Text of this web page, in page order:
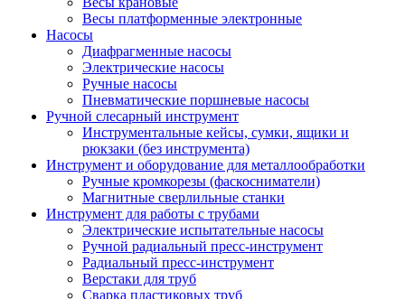
Весы платформенные электронные
Насосы
Диафрагменные насосы
Электрические насосы
Ручные насосы
Пневматические поршневые насосы
Ручной слесарный инструмент
Инструментальные кейсы, сумки, ящики и
рюкзаки (без инструмента)
Инструмент и оборудование для металлообработки
Ручные кромкорезы (фаскосниматели)
Магнитные сверлильные станки
Инструмент для работы с трубами
Электрические испытательные насосы
Ручной радиальный пресс-инструмент
Радиальный пресс-инструмент
Верстаки для труб
Сварка пластиковых труб